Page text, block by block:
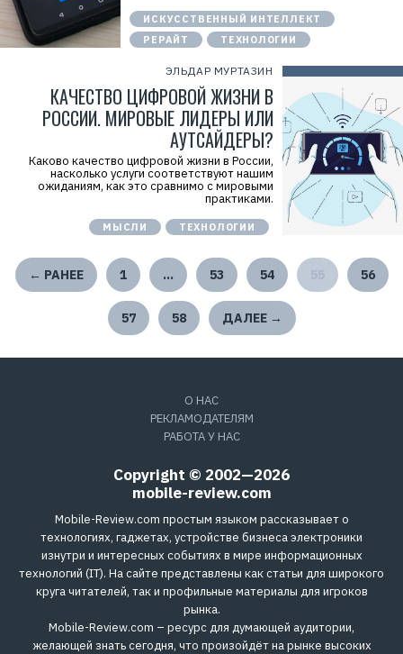
ИСКУССТВЕННЫЙ ИНТЕЛЛЕКТ
РЕРАЙТ
ТЕХНОЛОГИИ
ЭЛЬДАР МУРТАЗИН
КАЧЕСТВО ЦИФРОВОЙ ЖИЗНИ В
РОССИИ. МИРОВЫЕ ЛИДЕРЫ ИЛИ
АУТСАЙДЕРЫ?
Каково качество цифровой жизни в России,
насколько услуги соответствуют нашим
ожиданиям, как это сравнимо с мировыми
практиками.
МЫСЛИ ТЕХНОЛОГИИ
← РАНЕЕ 1 … 53 54 56
57 58 ДАЛЕЕ →
О НАС
РЕКЛАМОДАТЕЛЯМ
РАБОТА У НАС
Copyright © 2002—2026
mobile-review.com
Mobile-Review.com простым языком рассказывает о
технологиях, гаджетах, устройстве бизнеса электроники
изнутри и интересных событиях в мире информационных
технологий (IT). На сайте представлены как статьи для широкого
круга читателей, так и профильные материалы для игроков
рынка.
Mobile-Review.com – ресурс для думающей аудитории,
желающей знать сегодня, что произойдёт на рынке высоких